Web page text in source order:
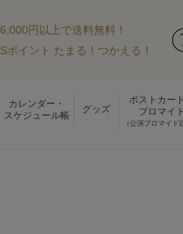
6,000円以上で送料無料！
Sポイント たまる！つかえる！
カレンダー・
スケジュール帳
グッズ
ポストカー
ブロマイド
（公演ブロマイド